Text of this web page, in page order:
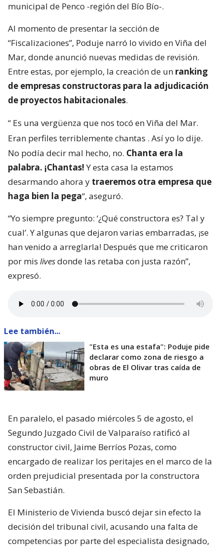
municipal de Penco -región del Bío Bío-.
Al momento de presentar la sección de
“Fiscalizaciones”, Poduje narró lo vivido en Viña del
Mar, donde anunció nuevas medidas de revisión.
Entre estas, por ejemplo, la creación de un ranking
de empresas constructoras para la adjudicación
de proyectos habitacionales.
“ Es una vergüenza que nos tocó en Viña del Mar.
Eran perfiles terriblemente chantas . Así yo lo dije.
No podía decir mal hecho, no. Chanta era la
palabra. ¡Chantas!Y esta casa la estamos
desarmando ahora y traeremos otra empresa que
haga bien la pega“, aseguró.
“Yo siempre pregunto: ‘¿Qué constructora es? Tal y
cual’. Y algunas que dejaron varias embarradas, ¡se
han venido a arreglarla! Después que me criticaron
por mis livesdonde las retaba con justa razón”,
expresó.
Lee también...
"Esta es una estafa": Poduje pide
declarar como zona de riesgo a
obras de El Olivar tras caída de
muro
En paralelo, el pasado miércoles 5 de agosto, el
Segundo Juzgado Civil de Valparaíso ratificó al
constructor civil, Jaime Berríos Pozas, como
encargado de realizar los peritajes en el marco de la
orden prejudicial presentada por la constructora
San Sebastián.
El Ministerio de Vivienda buscó dejar sin efecto la
decisión del tribunal civil, acusando una falta de
competencias por parte del especialista designado,